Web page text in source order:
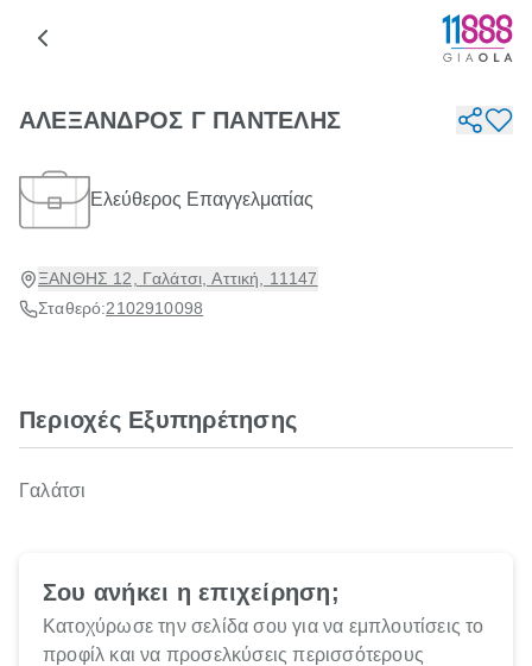
ΑΛΕΞΑΝΔΡΟΣ Γ ΠΑΝΤΕΛΗΣ
Ελεύθερος Επαγγελματίας
ΞΑΝΘΗΣ 12, Γαλάτσι, Αττική, 11147
Σταθερό:2102910098
Περιοχές Εξυπηρέτησης
Γαλάτσι
Σου ανήκει η επιχείρηση;
Κατοχύρωσε την σελίδα σου για να εμπλουτίσεις το
προφίλ και να προσελκύσεις περισσότερους